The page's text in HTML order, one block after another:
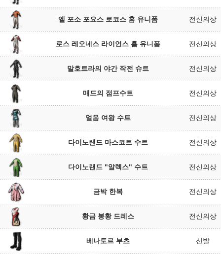
엘 포소 포요스 로코스 홈 유니폼 전신의상
로스 레오네스 라이언스 홈 유니폼 전신의상
말호트라의 야간 작전 슈트 전신의상
매드의 점프수트 전신의상
얼음 여왕 수트 전신의상
다이노랜드 마스코트 수트 전신의상
다이노랜드 "알렉스" 수트 전신의상
금박 한복 전신의상
황금 봉황 드레스 전신의상
베나토르 부츠 신발